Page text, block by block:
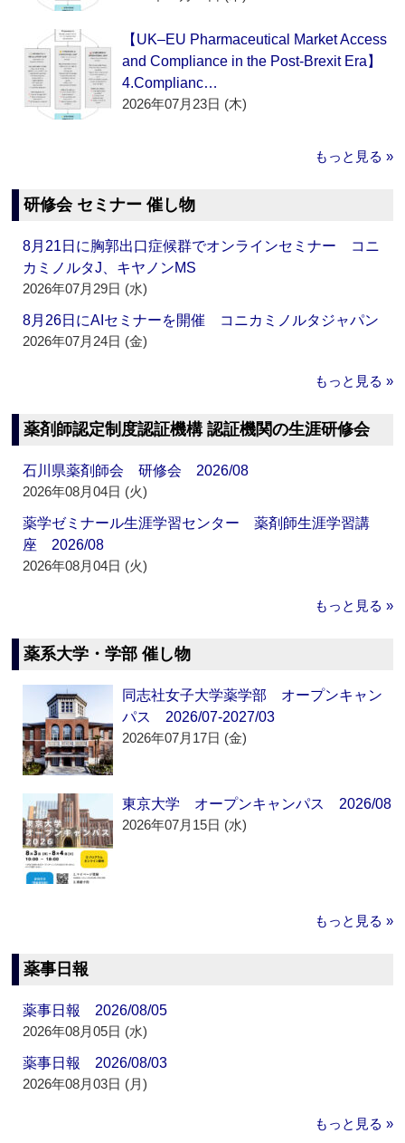
【UK–EU Pharmaceutical Market Access
and Compliance in the Post-Brexit Era】
4.Complianc…
2026年07月23日 (木)
もっと見る »
研修会 セミナー 催し物
8月21日に胸郭出口症候群でオンラインセミナー コニ
カミノルタJ、キヤノンMS
2026年07月29日 (水)
8月26日にAIセミナーを開催 コニカミノルタジャパン
2026年07月24日 (金)
もっと見る »
薬剤師認定制度認証機構 認証機関の生涯研修会
石川県薬剤師会 研修会 2026/08
2026年08月04日 (火)
薬学ゼミナール生涯学習センター 薬剤師生涯学習講
座 2026/08
2026年08月04日 (火)
もっと見る »
薬系大学・学部 催し物
同志社女子大学薬学部 オープンキャン
パス 2026/07-2027/03
2026年07月17日 (金)
東京大学 オープンキャンパス 2026/08
2026年07月15日 (水)
もっと見る »
薬事日報
薬事日報 2026/08/05
2026年08月05日 (水)
薬事日報 2026/08/03
2026年08月03日 (月)
もっと見る »